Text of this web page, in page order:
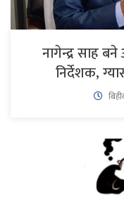
नागेन्द्र साह
निर्देशक,